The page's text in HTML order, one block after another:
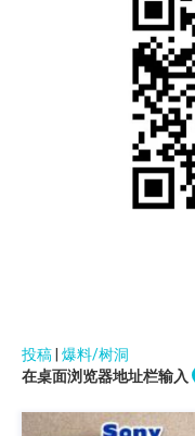
投稿 爆料/树洞
在桌面浏览器地址栏输入